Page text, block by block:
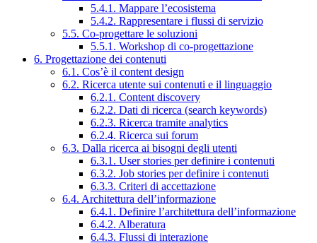
5.4.1. Mappare l’ecosistema
5.4.2. Rappresentare i flussi di servizio
5.5. Co-progettare le soluzioni
5.5.1. Workshop di co-progettazione
6. Progettazione dei contenuti
6.1. Cos’è il content design
6.2. Ricerca utente sui contenuti e il linguaggio
6.2.1. Content discovery
6.2.2. Dati di ricerca (search keywords)
6.2.3. Ricerca tramite analytics
6.2.4. Ricerca sui forum
6.3. Dalla ricerca ai bisogni degli utenti
6.3.1. User stories per definire i contenuti
6.3.2. Job stories per definire i contenuti
6.3.3. Criteri di accettazione
6.4. Architettura dell’informazione
6.4.1. Definire l’architettura dell’informazione
6.4.2. Alberatura
6.4.3. Flussi di interazione